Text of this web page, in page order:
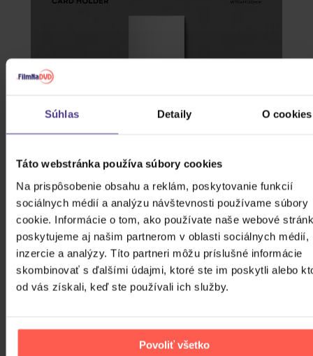
Súhlas Detaily O cookies
Táto webstránka používa súbory cookies
Na prispôsobenie obsahu a reklám, poskytovanie funkcií
sociálnych médií a analýzu návštevnosti používame súbory
cookie. Informácie o tom, ako používate naše webové
poskytujeme aj našim partnerom v oblasti sociálnych médií,
inzercie a analýzy. Títo partneri môžu príslušné informácie
skombinovať s ďalšími údajmi, ktoré ste im poskytli alebo
od vás získali, keď ste používali ich služby.
Povoliť všetko